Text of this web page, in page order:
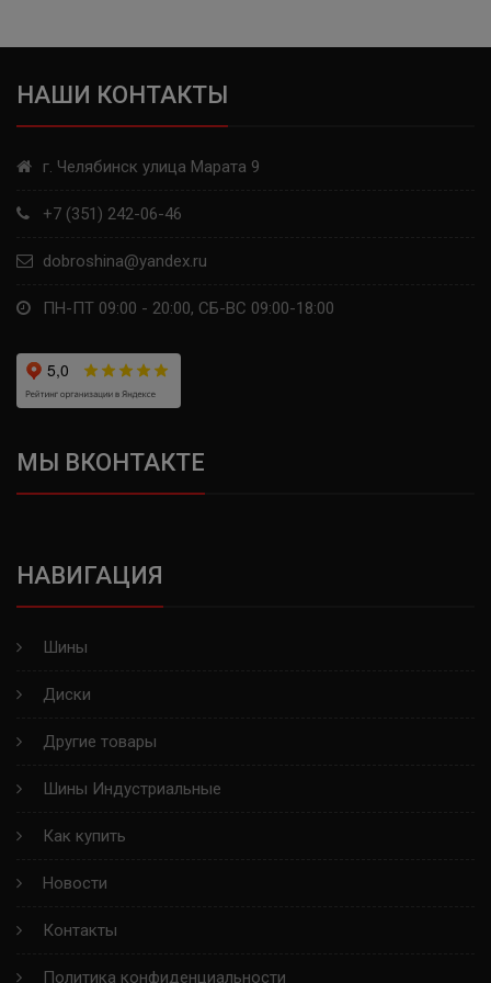
SAILUN
LAUFENN
COMFORSER
APLUS
KINGSTAR
WESTLAKE
MAXXIS
RAPID
AUTOGREEN
ROADMARCH
НАШИ КОНТАКТЫ
г. Челябинск улица Марата 9
+7 (351) 242-06-46
dobroshina@yandex.ru
ПН-ПТ 09:00 - 20:00, СБ-ВС 09:00-18:00
МЫ ВКОНТАКТЕ
НАВИГАЦИЯ
Шины
Диски
Другие товары
Шины Индустриальные
Как купить
Новости
Контакты
Политика конфиденциальности